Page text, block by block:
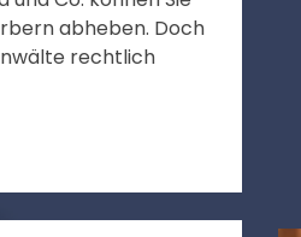
abheben. Doch
rechtlich